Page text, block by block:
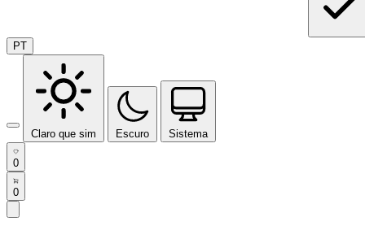
PT
Claro que sim Escuro Sistema
0
0